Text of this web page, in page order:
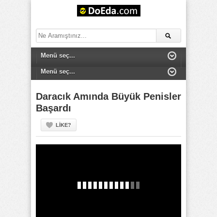
Daracık Amında Büyük Penisler
Başardı
LIKE?